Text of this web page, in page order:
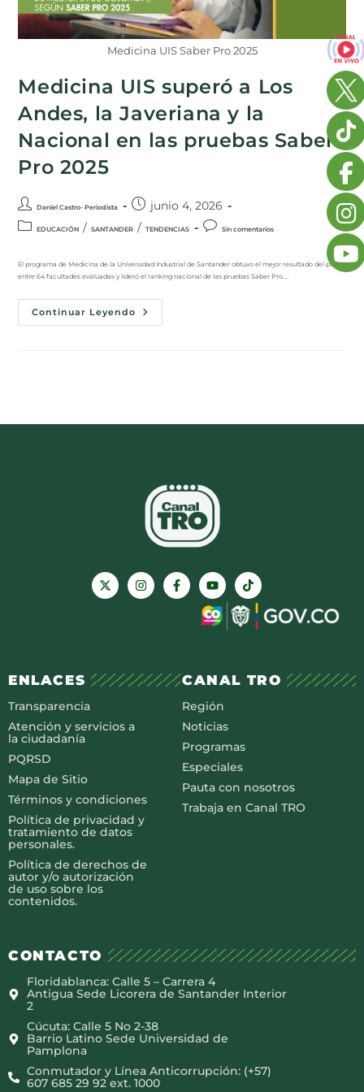
Medicina UIS Saber Pro 2025
Medicina UIS superó a Los
Andes, la Javeriana y la
Nacional en las pruebas Saber
Pro 2025
Daniel Castro- Periodista junio 4, 2026
EDUCACIÓN / SANTANDER / TENDENCIAS Sin comentarios
El programa de Medicina de la Universidad Industrial de Santander obtuvo el mejor resultado del país
entre 64 facultades evaluadas y lideró el ranking nacional de las pruebas Saber Pro.…
Continuar Leyendo
ENLACES
Transparencia
Atención y servicios a
la ciudadanía
PQRSD
Mapa de Sitio
Términos y condiciones
Política de privacidad y
tratamiento de datos
personales.
Política de derechos de
autor y/o autorización
de uso sobre los
contenidos.
CANAL TRO
Región
Noticias
Programas
Especiales
Pauta con nosotros
Trabaja en Canal TRO
CONTACTO
Floridablanca: Calle 5 – Carrera 4
Antigua Sede Licorera de Santander Interior
2
Cúcuta: Calle 5 No 2-38
Barrio Latino Sede Universidad de
Pamplona
Conmutador y Línea Anticorrupción: (+57)
607 685 29 92 ext. 1000